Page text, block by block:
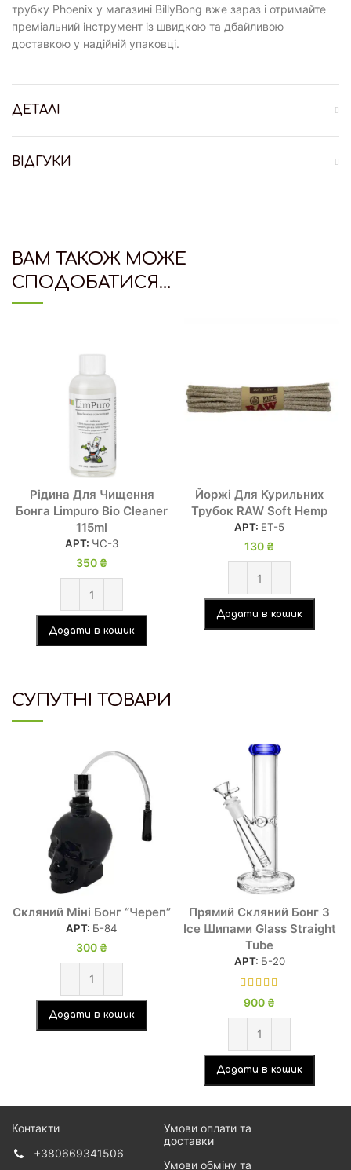
трубку Phoenix у магазині BillyBong вже зараз і отримайте
преміальний інструмент із швидкою та дбайливою
доставкою у надійній упаковці.
ДЕТАЛІ
ВІДГУКИ
ВАМ ТАКОЖ МОЖЕ
СПОДОБАТИСЯ…
Рідина Для Чищення
Бонга Limpuro Bio Cleaner
115ml
АРТ: ЧС-3
350 ₴
Додати в кошик
Йоржі Для Курильних
Трубок RAW Soft Hemp
АРТ: ЕТ-5
130 ₴
Додати в кошик
СУПУТНІ ТОВАРИ
Скляний Міні Бонг “Череп”
АРТ: Б-84
300 ₴
Додати в кошик
Прямий Скляний Бонг З
Ice Шипами Glass Straight
Tube
АРТ: Б-20
900 ₴
Додати в кошик
Контакти
+380669341506
Умови оплати та
доставки
Умови обміну та